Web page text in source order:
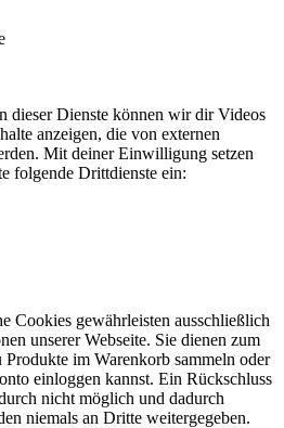
dieser Dienste können wir dir Videos
anzeigen, die von externen
Mit deiner Einwilligung setzen
folgende Drittdienste ein:
Cookies gewährleisten ausschließlich
unserer Webseite. Sie dienen zum
Produkte im Warenkorb sammeln oder
einloggen kannst. Ein Rückschluss
nicht möglich und dadurch
niemals an Dritte weitergegeben.